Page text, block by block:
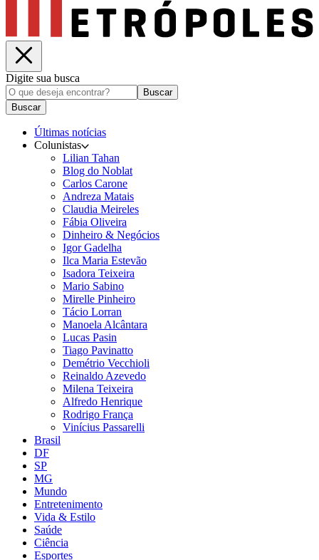
Digite sua busca
Buscar
Buscar
Últimas notícias
Colunistas
Lilian Tahan
Blog do Noblat
Carlos Carone
Andreza Matais
Claudia Meireles
Fábia Oliveira
Dinheiro & Negócios
Igor Gadelha
Ilca Maria Estevão
Isadora Teixeira
Mario Sabino
Mirelle Pinheiro
Tácio Lorran
Manoela Alcântara
Lucas Pasin
Tiago Pavinatto
Demétrio Vecchioli
Reinaldo Azevedo
Milena Teixeira
Alfredo Henrique
Rodrigo França
Vinícius Passarelli
Brasil
DF
SP
MG
Mundo
Entretenimento
Vida & Estilo
Saúde
Ciência
Esportes